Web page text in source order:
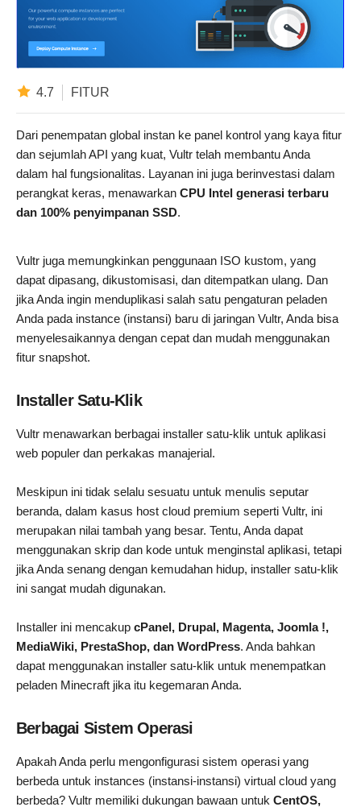
4.7 FITUR
Dari penempatan global instan ke panel kontrol yang kaya fitur
dan sejumlah API yang kuat, Vultr telah membantu Anda
dalam hal fungsionalitas. Layanan ini juga berinvestasi dalam
perangkat keras, menawarkan CPU Intel generasi terbaru
dan 100% penyimpanan SSD.
Vultr juga memungkinkan penggunaan ISO kustom, yang
dapat dipasang, dikustomisasi, dan ditempatkan ulang. Dan
jika Anda ingin menduplikasi salah satu pengaturan peladen
Anda pada instance (instansi) baru di jaringan Vultr, Anda bisa
menyelesaikannya dengan cepat dan mudah menggunakan
fitur snapshot.
Installer Satu-Klik
Vultr menawarkan berbagai installer satu-klik untuk aplikasi
web populer dan perkakas manajerial.
Meskipun ini tidak selalu sesuatu untuk menulis seputar
beranda, dalam kasus host cloud premium seperti Vultr, ini
merupakan nilai tambah yang besar. Tentu, Anda dapat
menggunakan skrip dan kode untuk menginstal aplikasi, tetapi
jika Anda senang dengan kemudahan hidup, installer satu-klik
ini sangat mudah digunakan.
Installer ini mencakup cPanel, Drupal, Magenta, Joomla !,
MediaWiki, PrestaShop, dan WordPress. Anda bahkan
dapat menggunakan installer satu-klik untuk menempatkan
peladen Minecraft jika itu kegemaran Anda.
Berbagai Sistem Operasi
Apakah Anda perlu mengonfigurasi sistem operasi yang
berbeda untuk instances (instansi-instansi) virtual cloud yang
berbeda? Vultr memiliki dukungan bawaan untuk CentOS,